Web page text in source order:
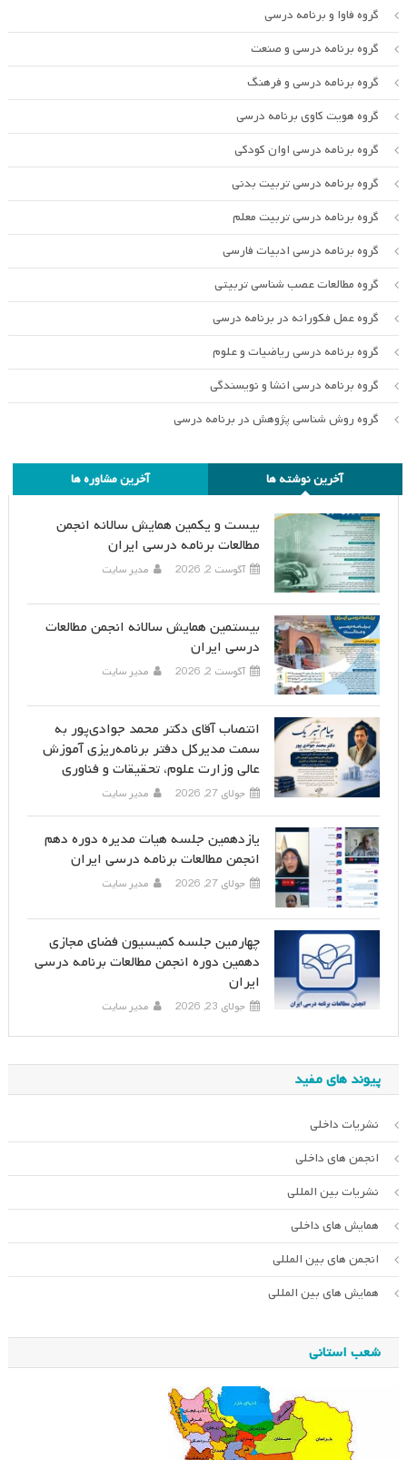
گروه فاوا و برنامه درسی
گروه برنامه درسی و صنعت
گروه برنامه درسی و فرهنگ
گروه هویت کاوی برنامه درسی
گروه برنامه درسی اوان کودکی
گروه برنامه درسی تربیت بدنی
گروه برنامه درسی تربیت معلم
گروه برنامه درسی ادبیات فارسی
گروه مطالعات عصب شناسی تربیتی
گروه عمل فکورانه در برنامه درسی
گروه برنامه درسی ریاضیات و علوم
گروه برنامه درسی انشا و نویسندگی
گروه روش شناسی پژوهش در برنامه درسی
آخرین نوشته ها آخرین مشاوره ها
بیست و یکمین همایش سالانه انجمن
مطالعات برنامه درسی ایران
آگوست 2, 2026 مدیر سایت
بیستمین همایش سالانه انجمن مطالعات
درسی ایران
آگوست 2, 2026 مدیر سایت
انتصاب آقای دکتر محمد جوادی‌پور به
سمت مدیرکل دفتر برنامه‌ریزی آموزش
عالی وزارت علوم، تحقیقات و فناوری
جولای 27, 2026 مدیر سایت
یازدهمین جلسه هیات مدیره دوره دهم
انجمن مطالعات برنامه درسی ایران
جولای 27, 2026 مدیر سایت
چهارمین جلسه کمیسیون فضای مجازی
دهمین دوره انجمن مطالعات برنامه درسی
ایران
جولای 23, 2026 مدیر سایت
پیوند های مفید
نشریات داخلی
انجمن های داخلی
نشریات بین المللی
همایش های داخلی
انجمن های بین المللی
همایش های بین المللی
شعب استانی